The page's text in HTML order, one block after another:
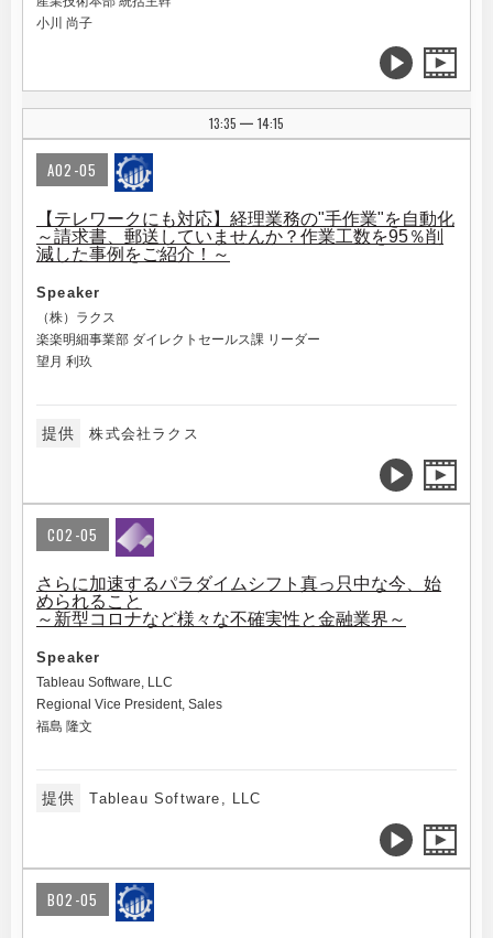
小川 尚子
13:35 | 14:15
A02-05
【テレワークにも対応】経理業務の"手作業"を自動化
～請求書、郵送していませんか？作業工数を95％削
減した事例をご紹介！～
Speaker
（株）ラクス
楽楽明細事業部 ダイレクトセールス課 リーダー
望月 利玖
提供 株式会社ラクス
C02-05
さらに加速するパラダイムシフト真っ只中な今、始
められること
～新型コロナなど様々な不確実性と金融業界～
Speaker
Tableau Software, LLC
Regional Vice President, Sales
福島 隆文
提供 Tableau Software, LLC
B02-05